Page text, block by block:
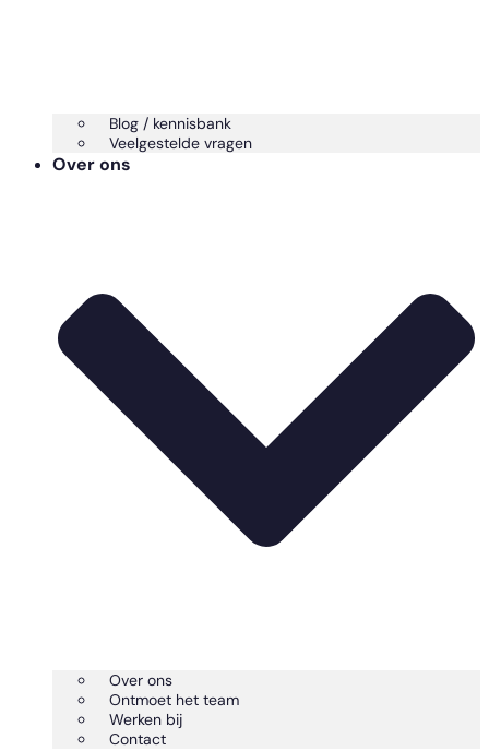
Blog / kennisbank
Veelgestelde vragen
Over ons
Over ons
Ontmoet het team
Werken bij
Contact